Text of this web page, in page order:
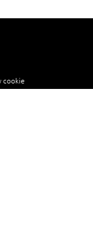
cookie